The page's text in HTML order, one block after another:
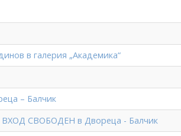
в галерия „Академика“
– Балчик
ВХОД СВОБОДЕН в Двореца - Балчик